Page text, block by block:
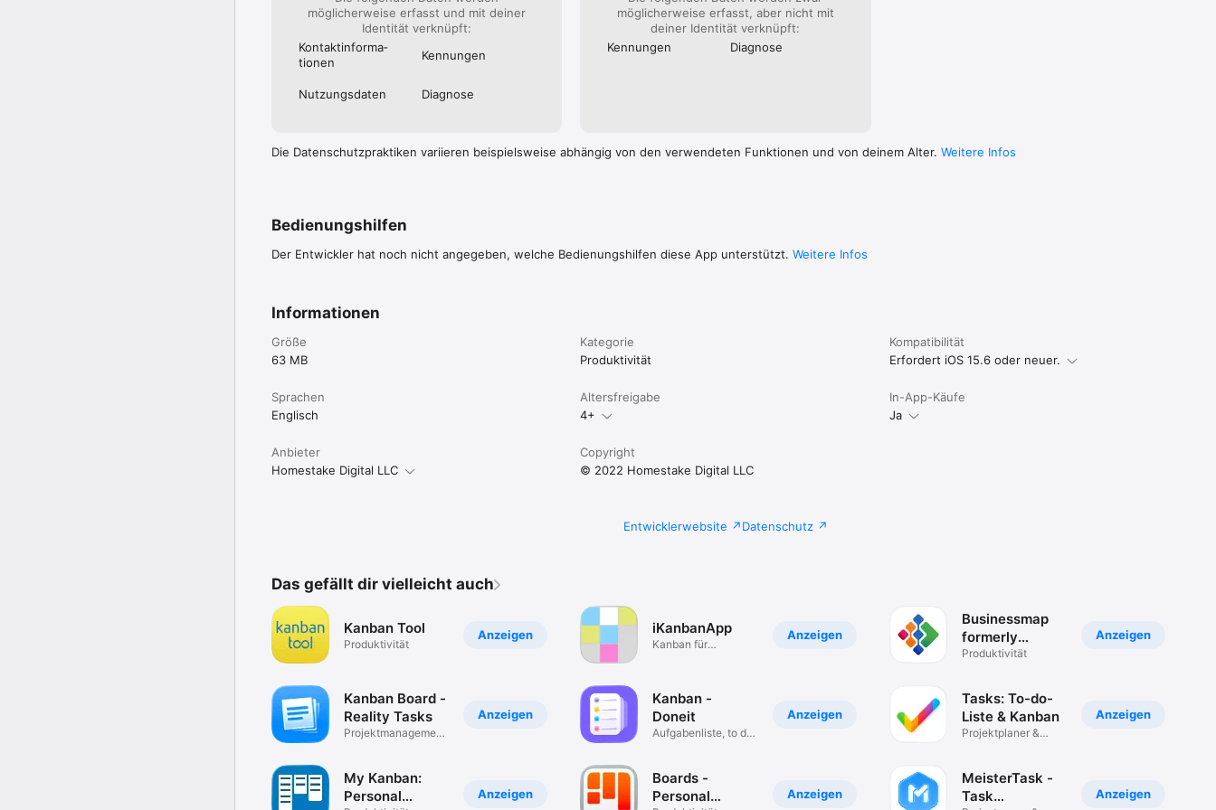
möglicherweise erfasst und mit deiner
Identität verknüpft:
Kontakt­informa­
tionen
Kennungen
Nutzungs­daten Diagnose
möglicherweise erfasst, aber nicht mit
deiner Identität verknüpft:
Kennungen
Diagnose
Die Datenschutzpraktiken variieren beispielsweise abhängig von den verwendeten Funktionen und von deinem Alter. Weitere Infos
Bedienungshilfen
Der Entwickler hat noch nicht angegeben, welche Bedienungshilfen diese App unterstützt. Weitere Infos
Informationen
Größe
63 MB
Kategorie
Produktivität
Kompatibilität
Erfordert iOS 15.6 oder neuer.
Sprachen
Englisch
Altersfreigabe
4+
In-App-Käufe
Ja
Anbieter
Homestake Digital LLC
Copyright
© 2022 Homestake Digital LLC
Entwicklerwebsite Datenschutz
Das gefällt dir vielleicht auch
Anzeigen
Kanban Tool
Produktivität
Anzeigen
Kanban Board -
Reality Tasks
Projektmanagement
Anzeigen
My Kanban:
Personal
Anzeigen
iKanbanApp
Kanban für
Anzeigen
Kanban -
Doneit
Aufgabenliste, to do
Anzeigen
Boards -
Personal
Anzeigen
Businessmap
formerly
Kanbanize
Produktivität
Anzeigen
Tasks: To-do-
Liste & Kanban
Projektplaner &
Anzeigen
MeisterTask -
Task